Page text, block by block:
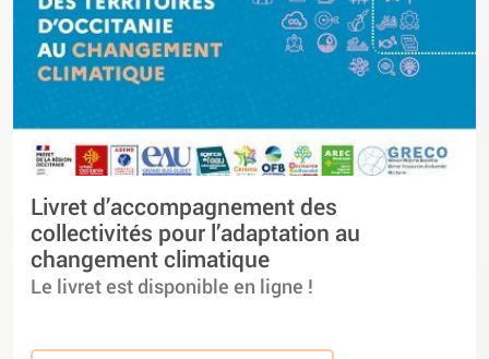
Livret d’accompagnement des
collectivités pour l’adaptation au
changement climatique
Le livret est disponible en ligne !